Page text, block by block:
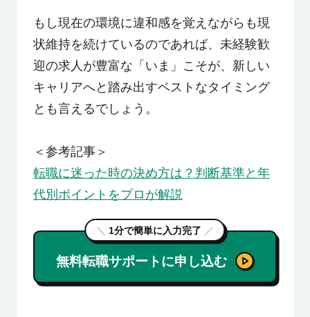
もし現在の環境に違和感を覚えながらも現
状維持を続けているのであれば、未経験歓
迎の求人が豊富な「いま」こそが、新しい
キャリアへと踏み出すベストなタイミング
とも言えるでしょう。
＜参考記事＞
転職に迷った時の決め方は？判断基準と年
代別ポイントをプロが解説
＼ 1分で簡単に入力完了 ／
無料転職サポートに申し込む